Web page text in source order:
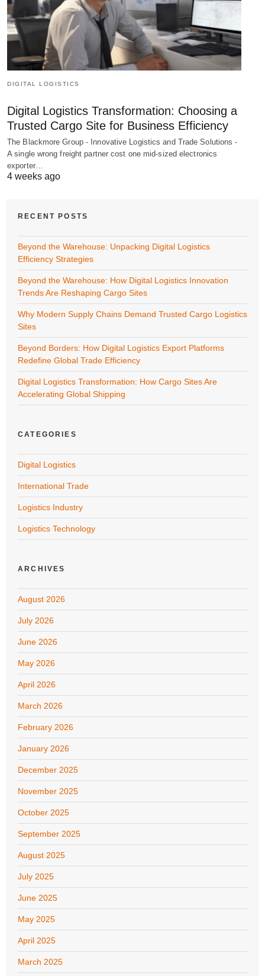
DIGITAL LOGISTICS
Digital Logistics Transformation: Choosing a
Trusted Cargo Site for Business Efficiency
The Blackmore Group - Innovative Logistics and Trade Solutions -
A single wrong freight partner cost one mid-sized electronics
exporter…
4 weeks ago
RECENT POSTS
Beyond the Warehouse: Unpacking Digital Logistics
Efficiency Strategies
Beyond the Warehouse: How Digital Logistics Innovation
Trends Are Reshaping Cargo Sites
Why Modern Supply Chains Demand Trusted Cargo Logistics
Sites
Beyond Borders: How Digital Logistics Export Platforms
Redefine Global Trade Efficiency
Digital Logistics Transformation: How Cargo Sites Are
Accelerating Global Shipping
CATEGORIES
Digital Logistics
International Trade
Logistics Industry
Logistics Technology
ARCHIVES
August 2026
July 2026
June 2026
May 2026
April 2026
March 2026
February 2026
January 2026
December 2025
November 2025
October 2025
September 2025
August 2025
July 2025
June 2025
May 2025
April 2025
March 2025